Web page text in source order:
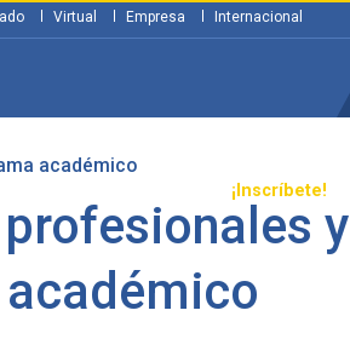
¡Inscríbete!
Virtual Empresa Internacional
académico
y